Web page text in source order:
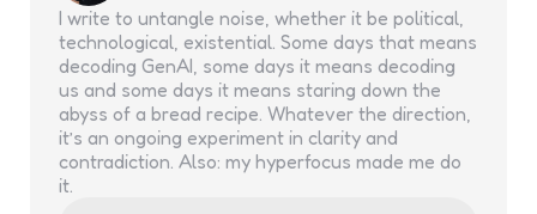
I write to untangle noise, whether it be political,
technological, existential. Some days that means
decoding GenAI, some days it means decoding
us and some days it means staring down the
abyss of a bread recipe. Whatever the direction,
it’s an ongoing experiment in clarity and
contradiction. Also: my hyperfocus made me do
it.